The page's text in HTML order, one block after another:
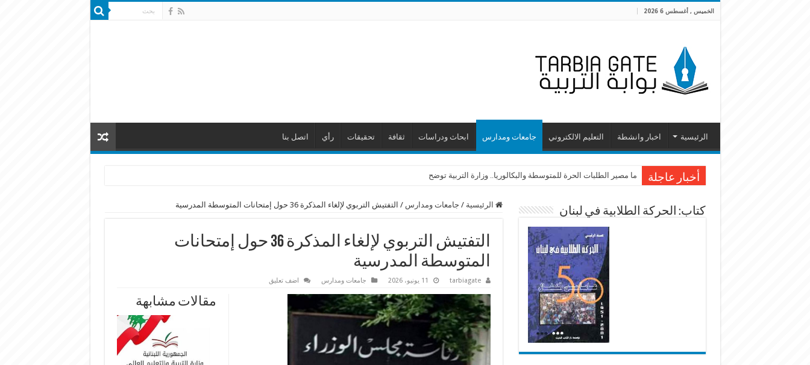
الخميس , أغسطس 6 2026
الرئيسية اخبار وانشطة التعليم الالكتروني جامعات ومدارس ابحاث ودراسات ثقافة تحقيقات رأي اتصل بنا
أخبار عاجلة ما مصير الطلبات الحرة للمتوسطة والبكالوريا.. وزارة التربية توضح
الرئيسية / جامعات ومدارس / التفتيش التربوي لإلغاء المذكرة 36 حول إمتحانات المتوسطة المدرسية
التفتيش التربوي لإلغاء المذكرة 36 حول إمتحانات
المتوسطة المدرسية
tarbiagate 11 يونيو، 2026 جامعات ومدارس اضف تعليق
مقالات مشابهة
كتاب: الحركة الطلابية في لبنان